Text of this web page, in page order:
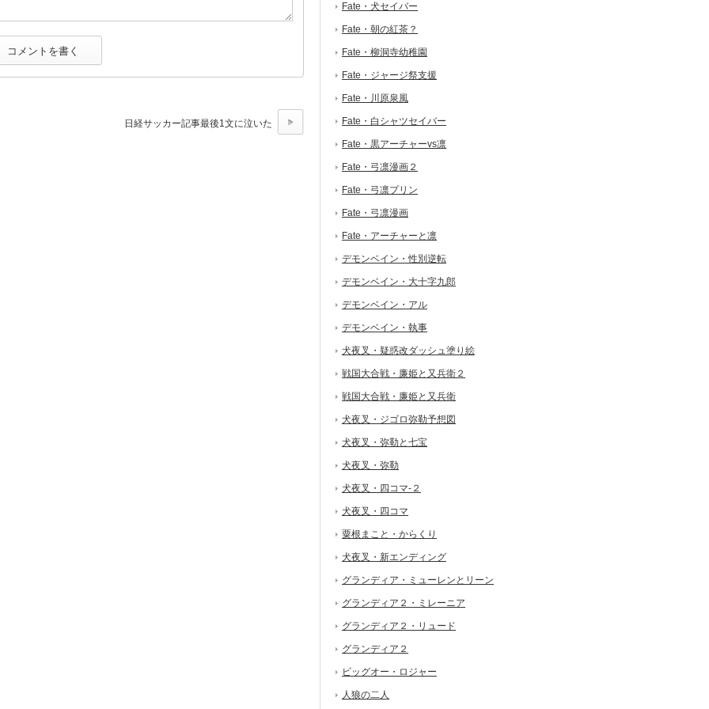
日経サッカー記事最後1文に泣いた
Fate・犬セイバー
Fate・朝の紅茶？
Fate・柳洞寺幼稚園
Fate・ジャージ祭支援
Fate・川原泉風
Fate・白シャツセイバー
Fate・黒アーチャーvs凛
Fate・弓凛漫画２
Fate・弓凛プリン
Fate・弓凛漫画
Fate・アーチャーと凛
デモンベイン・性別逆転
デモンベイン・大十字九郎
デモンベイン・アル
デモンベイン・執事
犬夜叉・疑惑改ダッシュ塗り絵
戦国大合戦・廉姫と又兵衛２
戦国大合戦・廉姫と又兵衛
犬夜叉・ジゴロ弥勒予想図
犬夜叉・弥勒と七宝
犬夜叉・弥勒
犬夜叉・四コマ-２
犬夜叉・四コマ
粟根まこと・からくり
犬夜叉・新エンディング
グランディア・ミューレンとリーン
グランディア２・ミレーニア
グランディア２・リュード
グランディア２
ビッグオー・ロジャー
人狼の二人